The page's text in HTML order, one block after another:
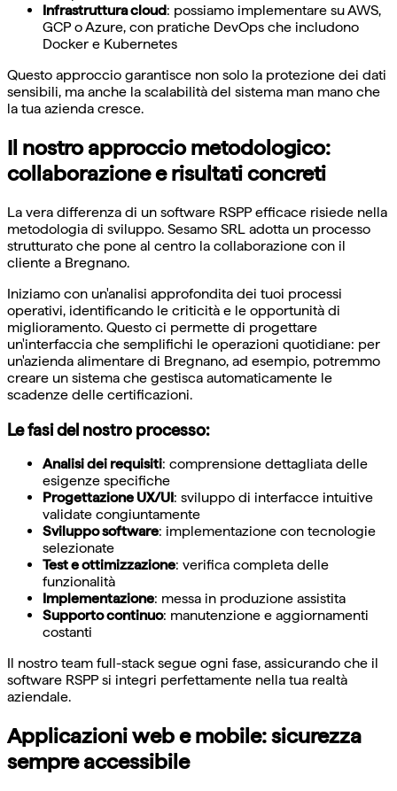
Infrastruttura cloud: possiamo implementare su AWS,
GCP o Azure, con pratiche DevOps che includono
Docker e Kubernetes
Questo approccio garantisce non solo la protezione dei dati
sensibili, ma anche la scalabilità del sistema man mano che
la tua azienda cresce.
Il nostro approccio metodologico:
collaborazione e risultati concreti
La vera differenza di un software RSPP efficace risiede nella
metodologia di sviluppo. Sesamo SRL adotta un processo
strutturato che pone al centro la collaborazione con il
cliente a Bregnano.
Iniziamo con un'analisi approfondita dei tuoi processi
operativi, identificando le criticità e le opportunità di
miglioramento. Questo ci permette di progettare
un'interfaccia che semplifichi le operazioni quotidiane: per
un'azienda alimentare di Bregnano, ad esempio, potremmo
creare un sistema che gestisca automaticamente le
scadenze delle certificazioni.
Le fasi del nostro processo:
Analisi dei requisiti: comprensione dettagliata delle
esigenze specifiche
Progettazione UX/UI: sviluppo di interfacce intuitive
validate congiuntamente
Sviluppo software: implementazione con tecnologie
selezionate
Test e ottimizzazione: verifica completa delle
funzionalità
Implementazione: messa in produzione assistita
Supporto continuo: manutenzione e aggiornamenti
costanti
Il nostro team full-stack segue ogni fase, assicurando che il
software RSPP si integri perfettamente nella tua realtà
aziendale.
Applicazioni web e mobile: sicurezza
sempre accessibile